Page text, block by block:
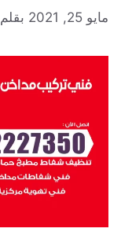
مايو 25, 2021 بقلم